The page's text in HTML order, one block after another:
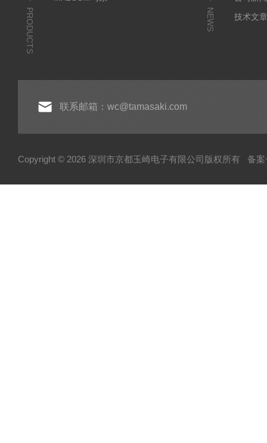
PRODUCTS NEWS
技术文
联系邮箱：wc@tamasaki.com
Copyright © 2026 深圳市京都玉崎电子有限公司版权所有 备案